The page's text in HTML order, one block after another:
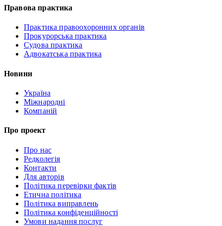
Правова практика
Практика правоохоронних органів
Прокурорська практика
Судова практика
Адвокатська практика
Новини
Україна
Міжнародні
Компаній
Про проект
Про нас
Редколегія
Контакти
Для авторів
Політика перевірки фактів
Етична політика
Політика виправлень
Політика конфіденційності
Умови надання послуг